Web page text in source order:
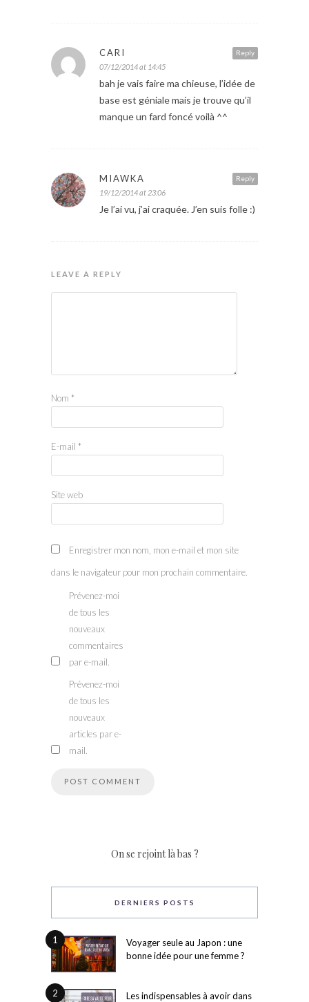
Reply
CARI
07/12/2014 at 14:45
bah je vais faire ma chieuse, l’idée de
base est géniale mais je trouve qu’il
manque un fard foncé voilà ^^
Reply
MIAWKA
19/12/2014 at 23:06
Je l’ai vu, j’ai craquée. J’en suis folle :)
LEAVE A REPLY
Nom *
E-mail *
Site web
Enregistrer mon nom, mon e-mail et mon site
dans le navigateur pour mon prochain commentaire.
Prévenez-moi
de tous les
nouveaux
commentaires
par e-mail.
Prévenez-moi
de tous les
nouveaux
articles par e-
mail.
On se rejoint là bas ?
DERNIERS POSTS
1
Voyager seule au Japon : une
bonne idée pour une femme ?
2
Les indispensables à avoir dans